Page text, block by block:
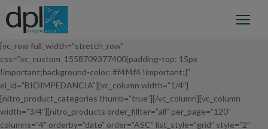
[vc_row full_width=”stretch_row”
css=”.vc_custom_1558709377400{padding-top: 15px
!important;background-color: #f4f4f4 !important;}”
el_id=”BIOIMPEDANCIA”][vc_column width=”1/4″]
[nitro_product_categories thumb=”true”][/vc_column][vc_column
width=”3/4″][nitro_products order_fillter=”all” per_page=”120″
columns=”4″ orderby=”date” order=”ASC” list_style=”grid” style=”2″